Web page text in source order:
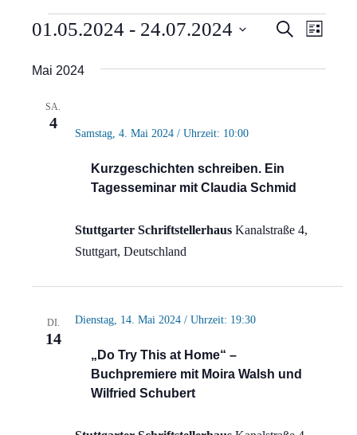
Veranstaltungen SucheListe
01.05.2024 - 24.07.2024
wählen.
Mai 2024
SA.
4
Kurzgeschichten schreiben. Ein
Tagesseminar mit Claudia Schmid
Samstag, 4. Mai 2024 / Uhrzeit: 10:00
Stuttgarter Schriftstellerhaus Kanalstraße 4,
Stuttgart, Deutschland
DI.
14
„Do Try This at Home“ –
Buchpremiere mit Moira Walsh und
Wilfried Schubert
Dienstag, 14. Mai 2024 / Uhrzeit: 19:30